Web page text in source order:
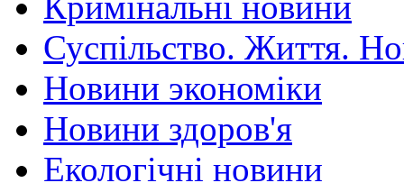
Суспільство. Життя.
Новини экономіки
Новини здоров'я
Екологічні новини